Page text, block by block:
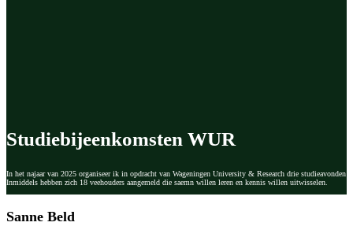
Studiebijeenkomsten WUR
In het najaar van 2025 organiseer ik in opdracht van Wageningen University & Research drie studieavonden
Inmiddels hebben zich 18 veehouders aangemeld die saemn willen leren en kennis willen uitwisselen.
Sanne Beld